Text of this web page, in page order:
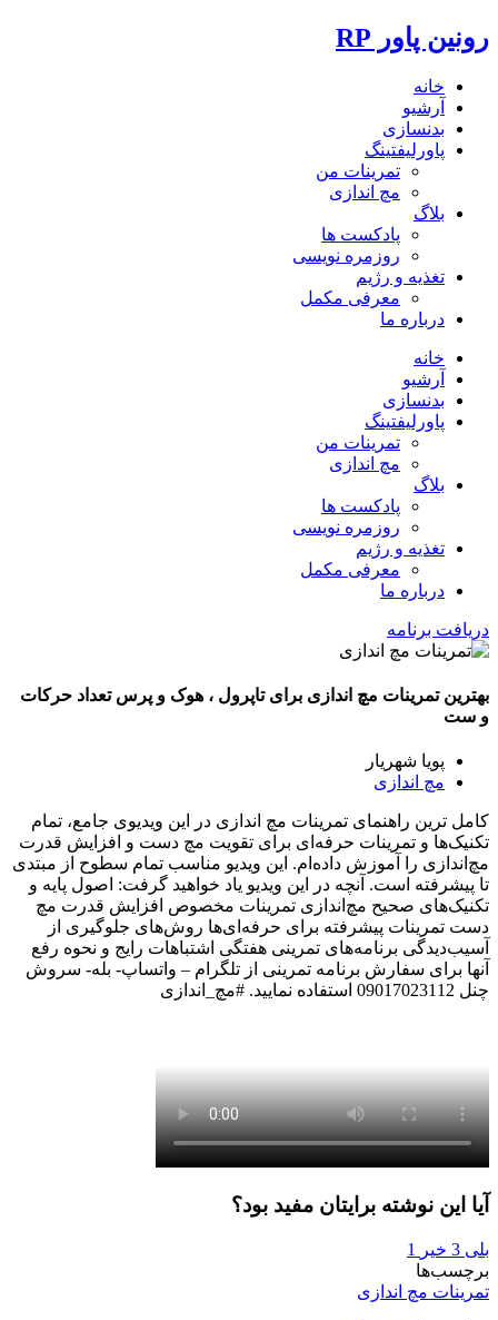
رونین پاور RP
خانه
آرشیو
بدنسازی
پاورلیفتینگ
تمرینات من
مچ اندازی
بلاگ
پادکست ها
روزمره نویسی
تغذیه و رژیم
معرفی مکمل
درباره ما
خانه
آرشیو
بدنسازی
پاورلیفتینگ
تمرینات من
مچ اندازی
بلاگ
پادکست ها
روزمره نویسی
تغذیه و رژیم
معرفی مکمل
درباره ما
دریافت برنامه
بهترین تمرینات مچ اندازی برای تاپرول ، هوک و پرس تعداد حرکات
و ست
پویا شهریار
مچ اندازی
کامل ترین راهنمای تمرینات مچ اندازی در این ویدیوی جامع، تمام
تکنیک‌ها و تمرینات حرفه‌ای برای تقویت مچ دست و افزایش قدرت
مچ‌اندازی را آموزش داده‌ام. این ویدیو مناسب تمام سطوح از مبتدی
تا پیشرفته است. آنچه در این ویدیو یاد خواهید گرفت: اصول پایه و
تکنیک‌های صحیح مچ‌اندازی تمرینات مخصوص افزایش قدرت مچ
دست تمرینات پیشرفته برای حرفه‌ای‌ها روش‌های جلوگیری از
آسیب‌دیدگی برنامه‌های تمرینی هفتگی اشتباهات رایج و نحوه رفع
آنها برای سفارش برنامه تمرینی از تلگرام – واتساپ- بله- سروش
چنل 09017023112 استفاده نمایید. #مچ_اندازی
آیا این نوشته برایتان مفید بود؟
بلی 3 خیر
1
برچسب‌ها
تمرینات مچ اندازی